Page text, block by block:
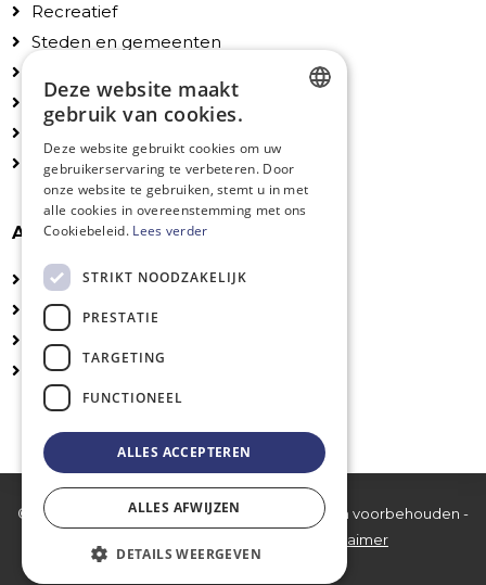
Recreatief
Steden en gemeenten
Particulieren
Accessoires
Algemeen
Technische fiches
Installatie
UV-veilige kleuren
Logo's en belijning
© 2026 PlaySport International bv - Alle rechten voorbehouden -
Disclaimer
FRENCH
ENGLISH
Deze website maakt
gebruik van cookies.
Deze website gebruikt cookies om uw
gebruikerservaring te verbeteren. Door
onze website te gebruiken, stemt u in met
alle cookies in overeenstemming met ons
Cookiebeleid. Lees verder
STRIKT NOODZAKELIJK
PRESTATIE
TARGETING
FUNCTIONEEL
ALLES ACCEPTEREN
ALLES AFWIJZEN
DETAILS WEERGEVEN